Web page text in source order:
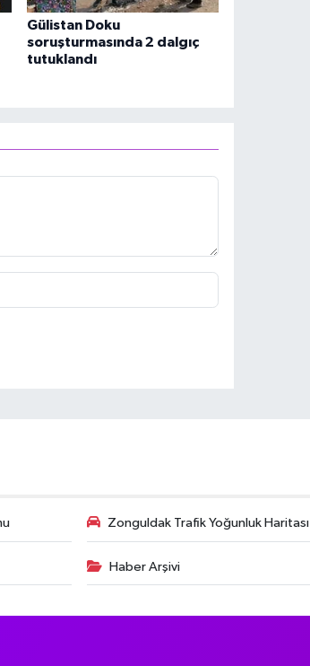
Gülistan Doku
soruşturmasında 2 dalgıç
tutuklandı
Zonguldak Trafik Yoğunluk Haritası
Haber Arşivi